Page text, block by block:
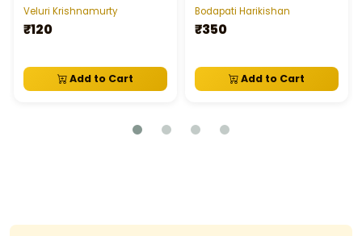
Veluri Krishnamurty
₹120
Add to Cart
Bodapati Harikishan
₹350
Add to Cart